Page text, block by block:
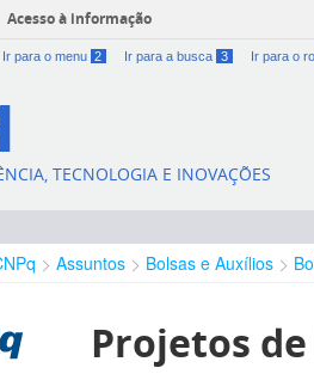
Acesso à informação
Ir para o menu 2 Ir para a busca 3 Ir para o
TECNOLOGIA E INOVAÇÕES
Assuntos Bolsas e Auxílios
Projetos